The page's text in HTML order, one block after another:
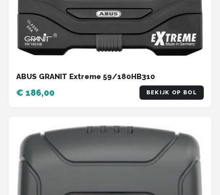
ABUS GRANIT Extreme 59/180HB310
€ 186,00 BEKIJK OP BOL